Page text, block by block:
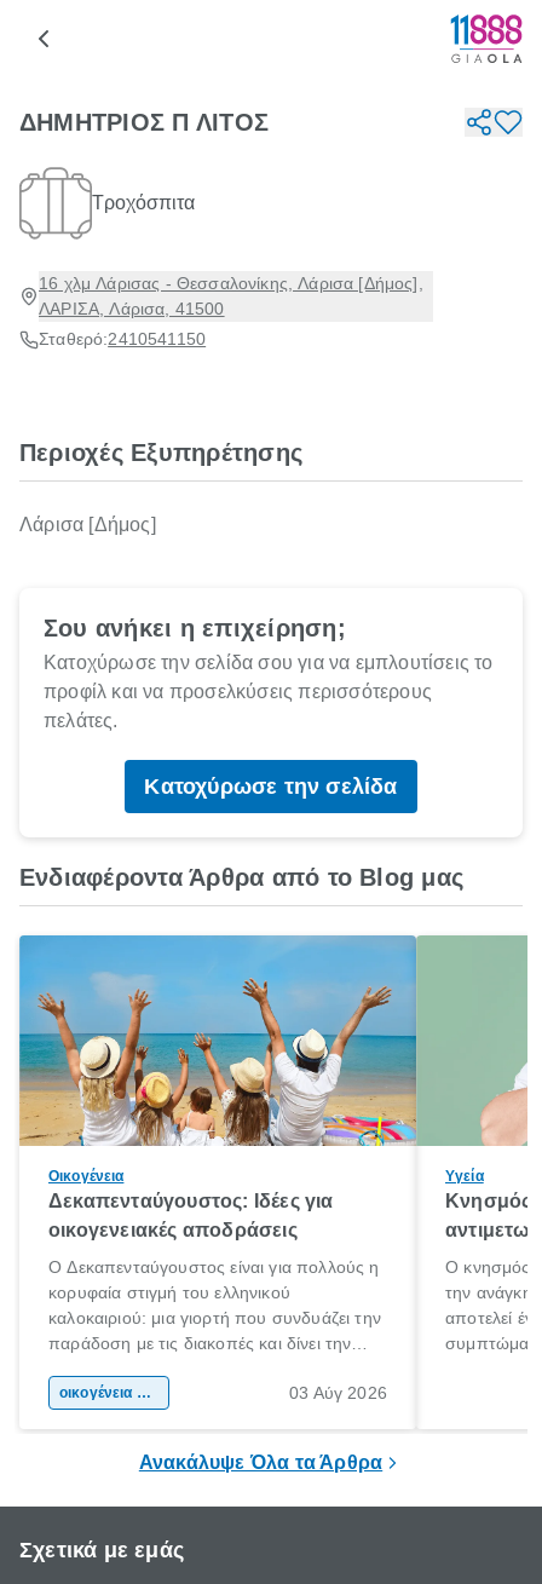
ΔΗΜΗΤΡΙΟΣ Π ΛΙΤΟΣ
Τροχόσπιτα
16 χλμ Λάρισας - Θεσσαλονίκης, Λάρισα [Δήμος],
ΛΑΡΙΣΑ, Λάρισα, 41500
Σταθερό:2410541150
Περιοχές Εξυπηρέτησης
Λάρισα [Δήμος]
Σου ανήκει η επιχείρηση;
Κατοχύρωσε την σελίδα σου για να εμπλουτίσεις το
προφίλ και να προσελκύσεις περισσότερους
πελάτες.
Κατοχύρωσε την σελίδα
Ενδιαφέροντα Άρθρα από το Blog μας
Οικογένεια
Δεκαπενταύγουστος: Ιδέες για
οικογενειακές αποδράσεις
Ο Δεκαπενταύγουστος είναι για πολλούς η
κορυφαία στιγμή του ελληνικού
καλοκαιριού: μια γιορτή που συνδυάζει την
παράδοση με τις διακοπές και δίνει την
χώρας. Είτε πρόκειται για λίγες μέρες
οικογένεια & παιδί 03 Αύγ 2026
Υγεία
Κνησμός:
Ο κνησμός
την ανάγκη
αποτελεί
Ανακάλυψε Όλα τα Άρθρα
Σχετικά με εμάς